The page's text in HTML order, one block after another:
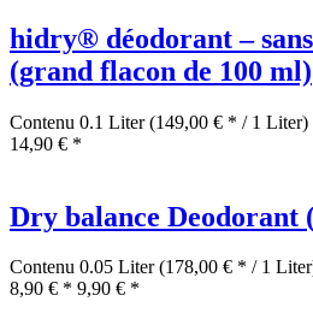
hidry® déodorant –
(grand flacon de 100 ml)
Contenu 0.1 Liter(149,00 € * / 1 Liter)
14,90 € *
Dry balance Deodorant
Contenu 0.05 Liter(178,00 € * / 1
8,90 € * 9,90 € *